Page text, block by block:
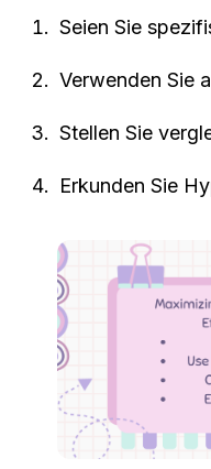
Seien Sie
Verwenden Sie
Stellen Sie
Erkunden Sie